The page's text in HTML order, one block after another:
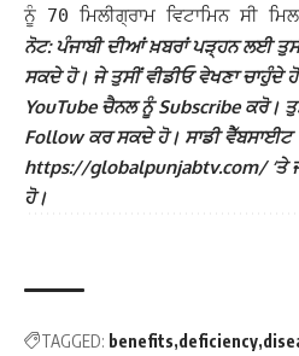
ਨੂੰ 70 ਮਿਲੀਗ੍ਰਾਮ ਵਿਟਾਮਿਨ ਸੀ
ਨੋਟ: ਪੰਜਾਬੀ ਦੀਆਂ ਖ਼ਬਰਾਂ ਪੜ੍ਹਨ ਲਈ
ਸਕਦੇ ਹੋ। ਜੇ ਤੁਸੀਂ ਵੀਡੀਓ ਵੇਖਣਾ ਚਾਹੁੰਦੇ
YouTube ਚੈਨਲ ਨੂੰ Subscribe ਕਰੋ।
Follow ਕਰ ਸਕਦੇ ਹੋ। ਸਾਡੀ ਵੈੱਬਸਾਈਟ
https://globalpunjabtv.com/ ‘ਤੇ
ਹੋ।
TAGGED: benefits deficiency